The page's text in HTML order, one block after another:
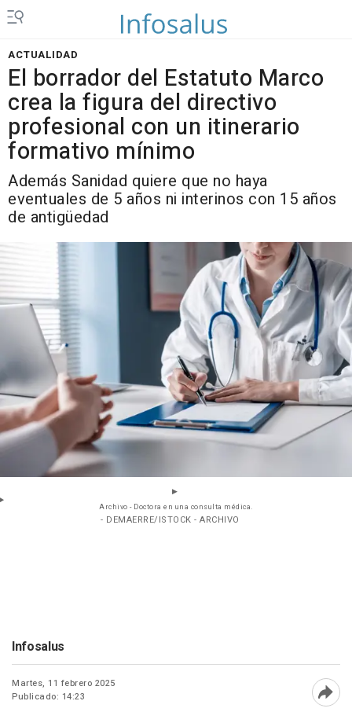
ACTUALIDAD
El borrador del Estatuto Marco
crea la figura del directivo
profesional con un itinerario
formativo mínimo
Además Sanidad quiere que no haya
eventuales de 5 años ni interinos con 15 años
de antigüedad
Archivo - Doctora en una consulta médica.
- DEMAERRE/ISTOCK - ARCHIVO
Infosalus
Martes, 11 febrero 2025
Publicado: 14:23